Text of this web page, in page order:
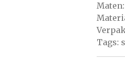
Tags: